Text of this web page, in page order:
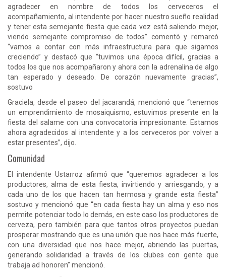
agradecer en nombre de todos los cerveceros el
acompañamiento, al intendente por hacer nuestro sueño realidad
y tener esta semejante fiesta que cada vez está saliendo mejor,
viendo semejante compromiso de todos” comentó y remarcó
“vamos a contar con más infraestructura para que sigamos
creciendo” y destacó que “tuvimos una época difícil, gracias a
todos los que nos acompañaron y ahora con la adrenalina de algo
tan esperado y deseado. De corazón nuevamente gracias”,
sostuvo
Graciela, desde el paseo del jacarandá, mencionó que “tenemos
un emprendimiento de mosaiquismo, estuvimos presente en la
fiesta del salame con una convocatoria impresionante. Estamos
ahora agradecidos al intendente y a los cerveceros por volver a
estar presentes”, dijo.
Comunidad
El intendente Ustarroz afirmó que “queremos agradecer a los
productores, alma de esta fiesta, invirtiendo y arriesgando, y a
cada uno de los que hacen tan hermosa y grande esta fiesta”
sostuvo y mencionó que “en cada fiesta hay un alma y eso nos
permite potenciar todo lo demás, en este caso los productores de
cerveza, pero también para que tantos otros proyectos puedan
prosperar mostrando que es una unión que nos hace más fuerte,
con una diversidad que nos hace mejor, abriendo las puertas,
generando solidaridad a través de los clubes con gente que
trabaja ad honoren” mencionó.